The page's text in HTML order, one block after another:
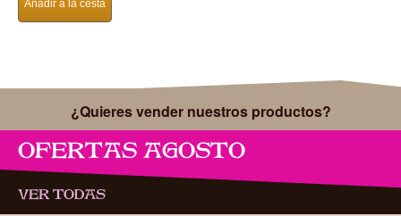
Añadir a la cesta
¿Quieres vender nuestros productos?
OFERTAS AGOSTO
VER TODAS